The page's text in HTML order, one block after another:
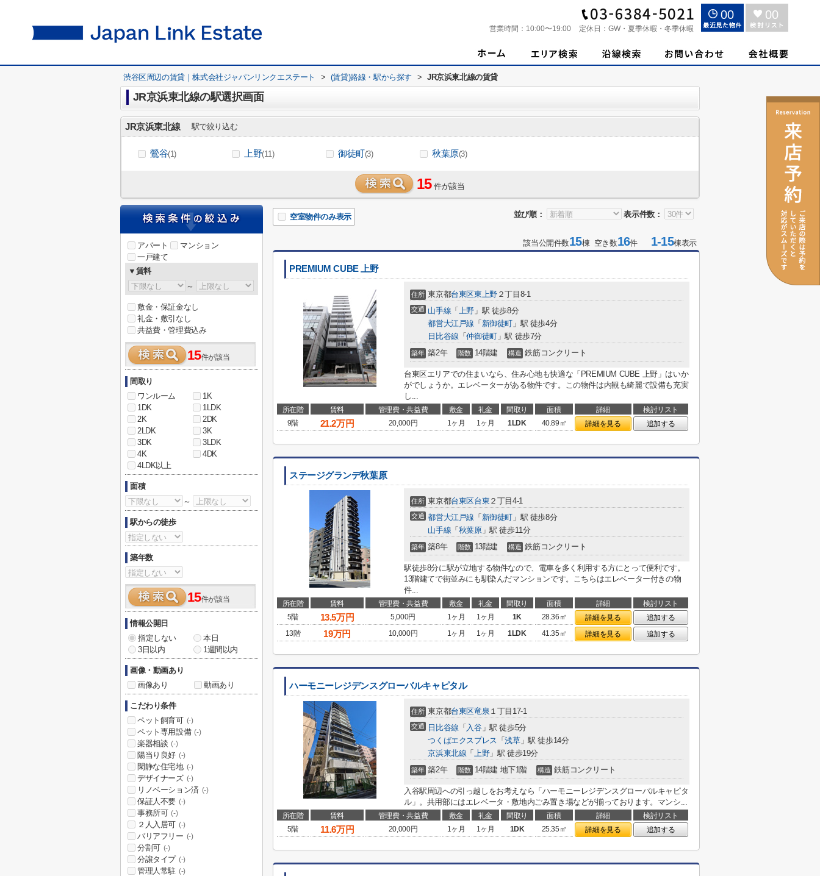
営業時間： 10:00〜19:00 定休日： GW・夏季休暇・冬季休暇
00 00
渋谷区周辺の賃貸｜株式会社ジャパンリンクエステート > (賃貸)路線・駅から探す > JR京浜東北線の賃貸
JR京浜東北線の駅選択画面
JR京浜東北線 駅で絞り込む
鶯谷(1) 上野(11) 御徒町(3) 秋葉原(3)
15 件が該当
並び順： 表示件数：
空室物件のみ表示
該当公開件数15棟 空き数16件1-15棟表示
PREMIUM CUBE 上野
住所 東京都台東区東上野２丁目8-1
交通 山手線 「 上野 」駅 徒歩8分
都営大江戸線 「 新御徒町 」駅 徒歩4分
日比谷線 「仲御徒町」駅 徒歩7分
築年 築2年 階数 14階建 構造 鉄筋コンクリート
台東区エリアでの住まいなら、住み心地も快適な「PREMIUM CUBE 上野」はいか
がでしょうか。エレベーターがある物件です。この物件は内観も綺麗で設備も充実
し...
所在階 賃料 管理費・共益費 敷金 礼金 間取り 面積 詳細
検討リスト
9階
21.2万円 20,000円 1ヶ月 1ヶ月 1LDK 40.89㎡ 詳細を見る 追加する
ステージグランデ秋葉原
住所 東京都台東区台東 ２丁目4-1
交通 都営大江戸線 「 新御徒町 」駅 徒歩8分
山手線 「 秋葉原」駅 徒歩11分
築年 築8年 階数 13階建 構造 鉄筋コンクリート
駅徒歩8分に駅が立地する物件なので、電車を多く利用する方にとって便利です。
13階建てで街並みにも馴染んだマンションです。こちらはエレベーター付きの物
件...
所在階 賃料 管理費・共益費 敷金 礼金 間取り 面積 詳細
検討リスト
5階
13.5万円 5,000円 1ヶ月 1ヶ月 1K 28.36㎡ 詳細を見る
追加する
13階
19万円 10,000円 1ヶ月 1ヶ月 1LDK 41.35㎡ 詳細を見る 追加する
ハーモニーレジデンスグローバルキャピタル
住所 東京都台東区竜泉 １丁目17-1
交通 日比谷線 「 入谷」駅 徒歩5分
つくばエクスプレス 「浅草」駅 徒歩14分
京浜東北線 「 上野」駅 徒歩19分
築年 築2年 階数 14階建 地下1階 構造 鉄筋コンクリート
入谷駅周辺への引っ越しをお考えなら「ハーモニーレジデンスグローバルキャピタ
ル」。共用部にはエレベータ・敷地内ごみ置き場などが揃っております。マンシ...
所在階 賃料 管理費・共益費 敷金 礼金 間取り 面積 詳細
検討リスト
5階
11.6万円 20,000円 1ヶ月 1ヶ月 1DK 25.35㎡ 詳細を見る 追加する
アパート
マンション
一戸建て
▼賃料
～
敷金・保証金なし
礼金・敷引なし
共益費・管理費込み
15件が該当
間取り
ワンルーム
1K
1DK
1LDK
2K
2DK
2LDK
3K
3DK
3LDK
4K
4DK
4LDK以上
面積
～
駅からの徒歩
築年数
15件が該当
情報公開日
指定しない
本日
3日以内
1週間以内
画像・動画あり
画像あり
動画あり
こだわり条件
ペット飼育可 (-)
ペット専用設備 (-)
楽器相談 (-)
陽当り良好 (-)
閑静な住宅地 (-)
デザイナーズ (-)
リノベーション済 (-)
保証人不要 (-)
事務所可 (-)
２人入居可 (-)
バリアフリー (-)
分割可 (-)
分譲タイプ (-)
管理人常駐 (-)